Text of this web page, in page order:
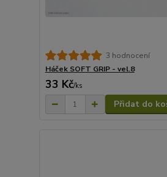
3 hodnocení
Háček SOFT GRIP - vel.8
33 Kč/ks
Přidat do